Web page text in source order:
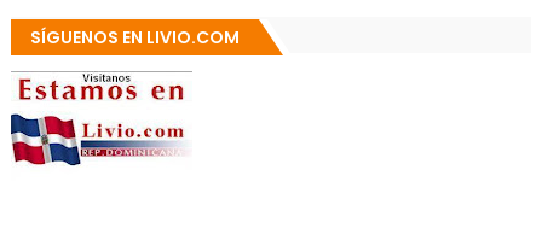
SÍGUENOS EN LIVIO.COM